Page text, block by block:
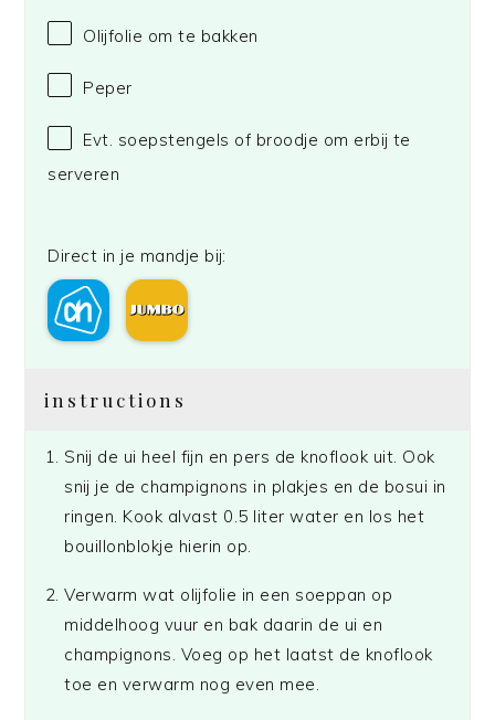
Olijfolie om te bakken
Peper
Evt. soepstengels of broodje om erbij te
serveren
Direct in je mandje bij:
instructions
Snij de ui heel fijn en pers de knoflook uit. Ook
snij je de champignons in plakjes en de bosui in
ringen. Kook alvast 0.5 liter water en los het
bouillonblokje hierin op.
Verwarm wat olijfolie in een soeppan op
middelhoog vuur en bak daarin de ui en
champignons. Voeg op het laatst de knoflook
toe en verwarm nog even mee.